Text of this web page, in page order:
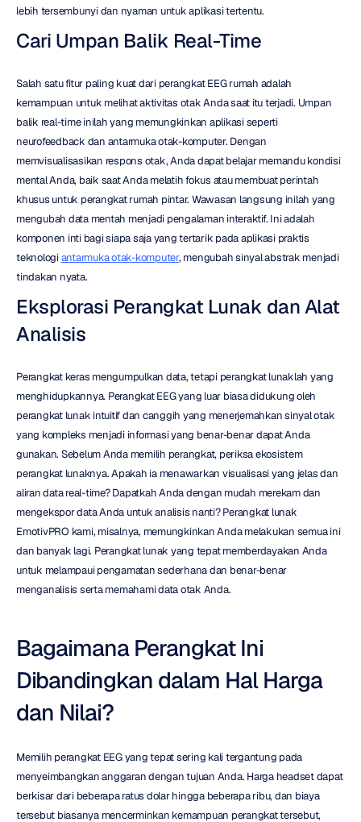
lebih tersembunyi dan nyaman untuk aplikasi tertentu.
Cari Umpan Balik Real-Time
Salah satu fitur paling kuat dari perangkat EEG rumah adalah
kemampuan untuk melihat aktivitas otak Anda saat itu terjadi. Umpan
balik real-time inilah yang memungkinkan aplikasi seperti
neurofeedback dan antarmuka otak-komputer. Dengan
memvisualisasikan respons otak, Anda dapat belajar memandu kondisi
mental Anda, baik saat Anda melatih fokus atau membuat perintah
khusus untuk perangkat rumah pintar. Wawasan langsung inilah yang
mengubah data mentah menjadi pengalaman interaktif. Ini adalah
komponen inti bagi siapa saja yang tertarik pada aplikasi praktis
teknologi antarmuka otak-komputer, mengubah sinyal abstrak menjadi
tindakan nyata.
Eksplorasi Perangkat Lunak dan Alat
Analisis
Perangkat keras mengumpulkan data, tetapi perangkat lunaklah yang
menghidupkannya. Perangkat EEG yang luar biasa didukung oleh
perangkat lunak intuitif dan canggih yang menerjemahkan sinyal otak
yang kompleks menjadi informasi yang benar-benar dapat Anda
gunakan. Sebelum Anda memilih perangkat, periksa ekosistem
perangkat lunaknya. Apakah ia menawarkan visualisasi yang jelas dan
aliran data real-time? Dapatkah Anda dengan mudah merekam dan
mengekspor data Anda untuk analisis nanti? Perangkat lunak
EmotivPRO kami, misalnya, memungkinkan Anda melakukan semua ini
dan banyak lagi. Perangkat lunak yang tepat memberdayakan Anda
untuk melampaui pengamatan sederhana dan benar-benar
menganalisis serta memahami data otak Anda.
Bagaimana Perangkat Ini
Dibandingkan dalam Hal Harga
dan Nilai?
Memilih perangkat EEG yang tepat sering kali tergantung pada
menyeimbangkan anggaran dengan tujuan Anda. Harga headset dapat
berkisar dari beberapa ratus dolar hingga beberapa ribu, dan biaya
tersebut biasanya mencerminkan kemampuan perangkat tersebut,